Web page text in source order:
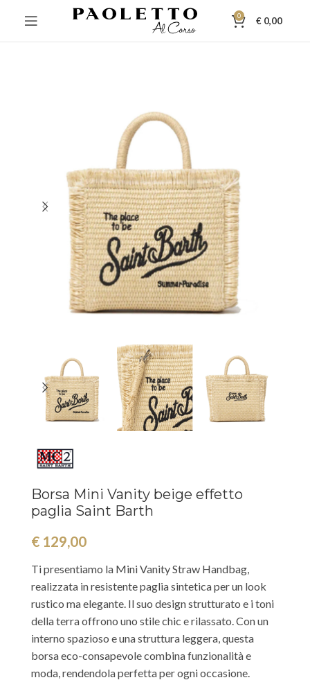
0 € 0,00
Borsa Mini Vanity beige effetto
paglia Saint Barth
€ 129,00
Ti presentiamo la Mini Vanity Straw Handbag,
realizzata in resistente paglia sintetica per un look
rustico ma elegante. Il suo design strutturato e i toni
della terra offrono uno stile chic e rilassato. Con un
interno spazioso e una struttura leggera, questa
borsa eco-consapevole combina funzionalità e
moda, rendendola perfetta per ogni occasione.